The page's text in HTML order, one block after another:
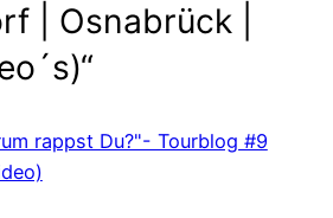
| Osnabrück |
rappst Du?"- Tourblog #9